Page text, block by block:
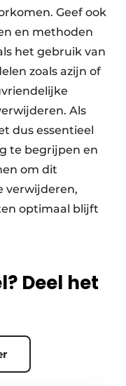
Geef ook
en methoden
het gebruik van
zoals azijn of
Als
dus essentieel
te begrijpen en
om dit
verwijderen,
optimaal blijft
Deel het